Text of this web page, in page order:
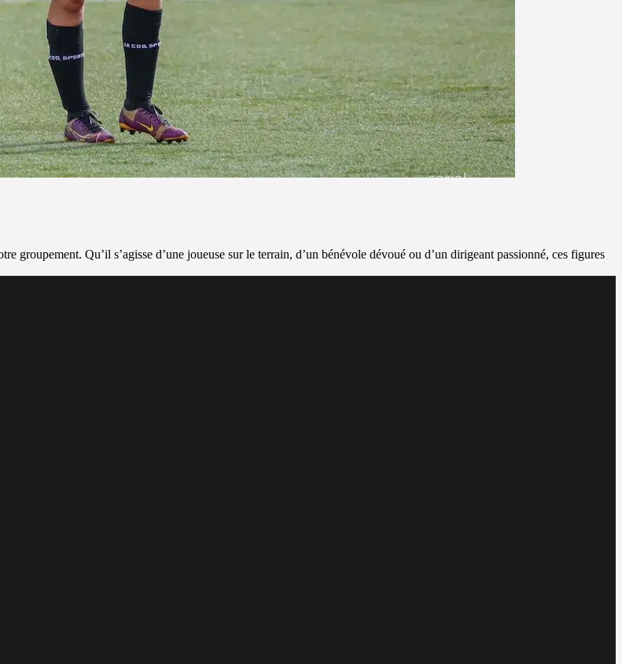
groupement. Qu’il s’agisse d’une joueuse sur le terrain, d’un bénévole dévoué ou d’un dirigeant passionné, ces figures